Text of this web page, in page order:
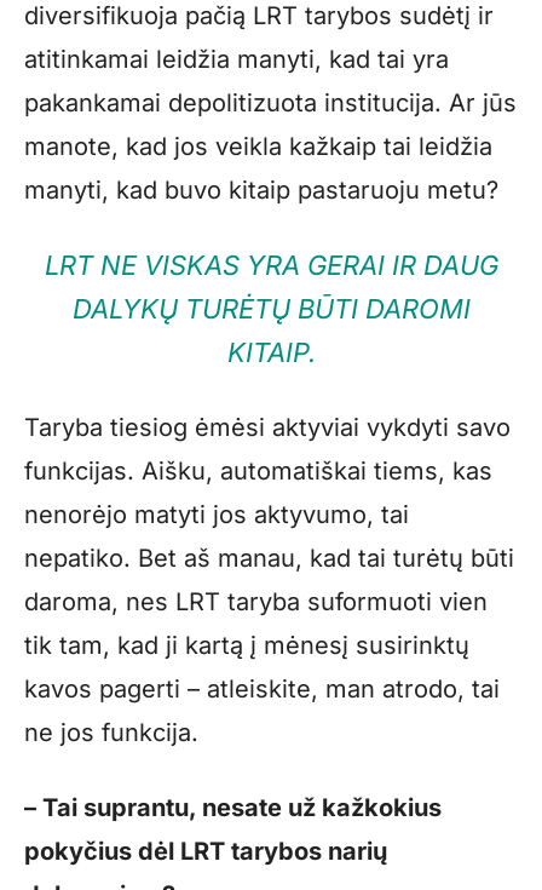
diversifikuoja pačią LRT tarybos sudėtį ir
atitinkamai leidžia manyti, kad tai yra
pakankamai depolitizuota institucija. Ar jūs
manote, kad jos veikla kažkaip tai leidžia
manyti, kad buvo kitaip pastaruoju metu?
LRT NE VISKAS YRA GERAI IR DAUG
DALYKŲ TURĖTŲ BŪTI DAROMI
KITAIP.
Taryba tiesiog ėmėsi aktyviai vykdyti savo
funkcijas. Aišku, automatiškai tiems, kas
nenorėjo matyti jos aktyvumo, tai
nepatiko. Bet aš manau, kad tai turėtų būti
daroma, nes LRT taryba suformuoti vien
tik tam, kad ji kartą į mėnesį susirinktų
kavos pagerti – atleiskite, man atrodo, tai
ne jos funkcija.
– Tai suprantu, nesate už kažkokius
pokyčius dėl LRT tarybos narių